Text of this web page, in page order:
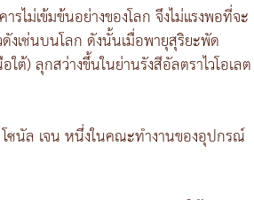
ไม่เข้มข้นอย่างของโลก จึงไม่แรงพอที่จะ
งเช่นบนโลก ดังนั้นเมื่อพายุสุริยะพัด
ต้) ลุกสว่างขึ้นในย่านรังสีอัลตราไวโอเลต
ซนัล เจน หนึ่งในคณะทำงานของอุปกรณ์